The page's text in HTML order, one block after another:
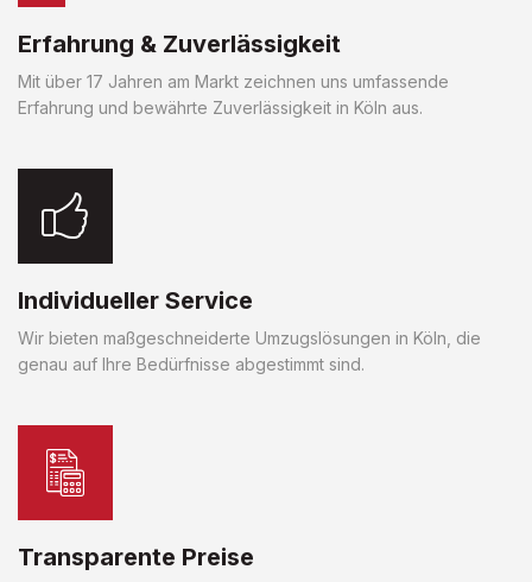
Erfahrung & Zuverlässigkeit
Mit über 17 Jahren am Markt zeichnen uns umfassende
Erfahrung und bewährte Zuverlässigkeit in Köln aus.
Individueller Service
Wir bieten maßgeschneiderte Umzugslösungen in Köln, die
genau auf Ihre Bedürfnisse abgestimmt sind.
Transparente Preise